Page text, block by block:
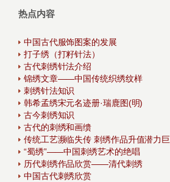
热点内容
中国古代服饰图案的发展
打子绣（打籽针法）
古代刺绣针法介绍
锦绣文章——中国传统织绣纹样
刺绣针法知识
韩希孟绣宋元名迹册·瑞鹿图(明)
古今刺绣知识
古代的刺绣和画缋
传统工艺濒临失传 刺绣作品升值潜力巨
“蜀绣”——中国刺绣艺术的绝唱
历代刺绣作品欣赏——清代刺绣
中国古代刺绣欣赏